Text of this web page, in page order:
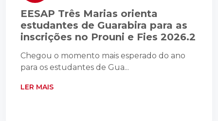
EESAP Três Marias orienta
estudantes de Guarabira para as
inscrições no Prouni e Fies 2026.2
Chegou o momento mais esperado do ano
para os estudantes de Gua...
LER MAIS